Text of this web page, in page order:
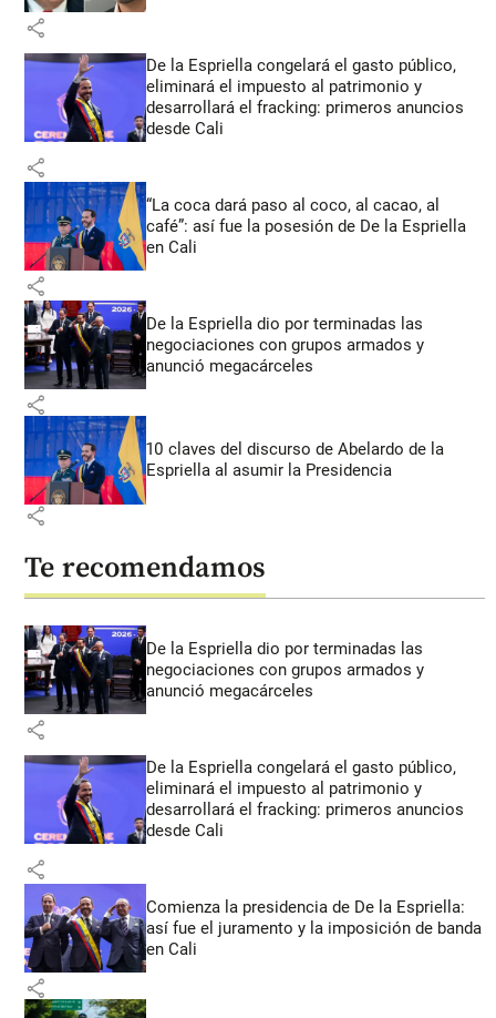
share
De la Espriella congelará el gasto público,
eliminará el impuesto al patrimonio y
desarrollará el fracking: primeros anuncios
desde Cali
share
“La coca dará paso al coco, al cacao, al
café”: así fue la posesión de De la Espriella
en Cali
share
De la Espriella dio por terminadas las
negociaciones con grupos armados y
anunció megacárceles
share
10 claves del discurso de Abelardo de la
Espriella al asumir la Presidencia
share
Te recomendamos
De la Espriella dio por terminadas las
negociaciones con grupos armados y
anunció megacárceles
share
De la Espriella congelará el gasto público,
eliminará el impuesto al patrimonio y
desarrollará el fracking: primeros anuncios
desde Cali
share
Comienza la presidencia de De la Espriella:
así fue el juramento y la imposición de banda
en Cali
share